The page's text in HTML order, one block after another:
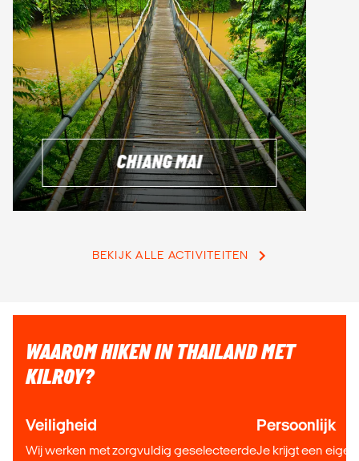
CHIANG MAI
BEKIJK ALLE ACTIVITEITEN
WAAROM HIKEN IN THAILAND MET
KILROY?
Veiligheid
Wij werken met zorgvuldig geselecteerde
Persoonlijk
Je krijgt een